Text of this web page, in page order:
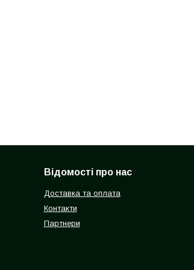
Відомості про нас
Доставка та оплата
Контакти
Партнери